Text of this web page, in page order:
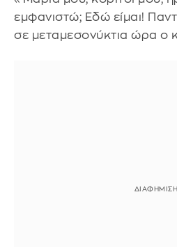
εμφανιστώ; Εδώ είμαι!
σε μεταμεσονύκτια ώρα ο